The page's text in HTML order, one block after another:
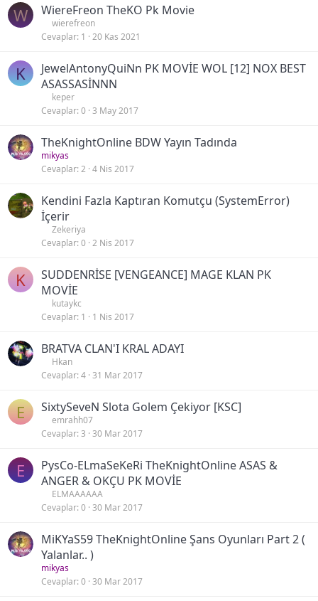
W WiereFreon TheKO Pk Movie
wierefreon
Cevaplar 1 20 Kas 2021
K
JewelAntonyQuiNn PK MOVİE WOL [12] NOX BEST
ASASSASİNNN
keper
Cevaplar 0 3 May 2017
TheKnightOnline BDW Yayın Tadında
mikyas
Cevaplar 2 4 Nis 2017
Kendini Fazla Kaptıran Komutçu (SystemError)
İçerir
Zekeriya
Cevaplar 0 2 Nis 2017
K
SUDDENRİSE [VENGEANCE] MAGE KLAN PK
MOVİE
kutaykc
Cevaplar 1 1 Nis 2017
BRATVA CLAN'I KRAL ADAYI
Hkan
Cevaplar 4 31 Mar 2017
E SixtySeveN Slota Golem Çekiyor [KSC]
emrahh07
Cevaplar 3 30 Mar 2017
E
PysCo-ELmaSeKeRi TheKnightOnline ASAS &
ANGER & OKÇU PK MOVİE
ELMAAAAAA
Cevaplar 0 30 Mar 2017
MiKYaS59 TheKnightOnline Şans Oyunları Part 2 (
Yalanlar.. )
mikyas
Cevaplar 0 30 Mar 2017